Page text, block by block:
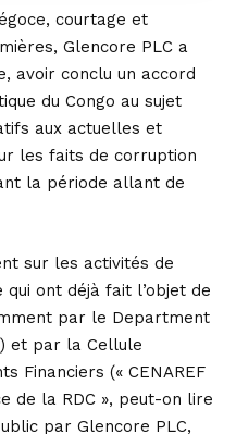
courtage et
Glencore PLC a
avoir conclu un accord
du Congo au sujet
aux actuelles et
les faits de corruption
la période allant de
sur les activités de
ont déjà fait l’objet de
par le Department
et par la Cellule
Financiers (« CENAREF
de la RDC », peut-on lire
par Glencore PLC,